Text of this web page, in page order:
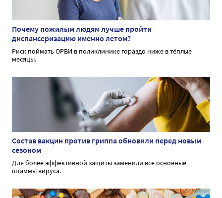
Почему пожилым людям лучше пройти
диспансеризацию именно летом?
Риск поймать ОРВИ в поликлинике гораздо ниже в тёплые
месяцы.
Состав вакцин против гриппа обновили перед новым
сезоном
Для более эффективной защиты заменили все основные
штаммы вируса.